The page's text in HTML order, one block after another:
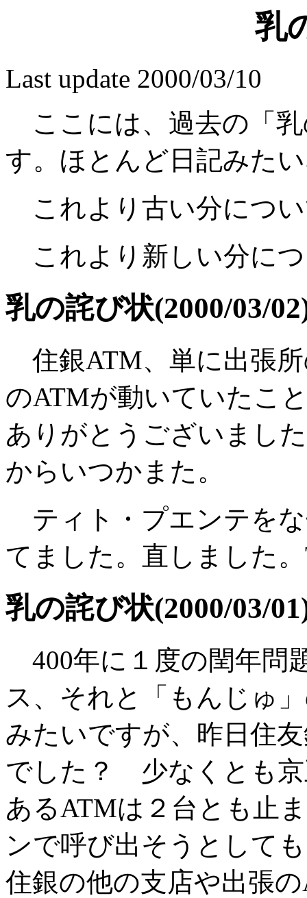
乳
Last update 2000/03/10
ここには、過去の「
す。ほとんど日記みた
これより古い分につ
これより新しい分に
乳の詫び状(2000/03/
住銀ATM、単に出張
のATMが動いていたこ
ありがとうございまし
からいつかまた。
ティト・プエンテを
てました。直しました
乳の詫び状(2000/03/
400年に１度の閏年問
ス、それと「もんじゅ
みたいですが、昨日住
でした？ 少なくとも京
あるATMは２台とも止
ンで呼び出そうとして
住銀の他の支店や出張